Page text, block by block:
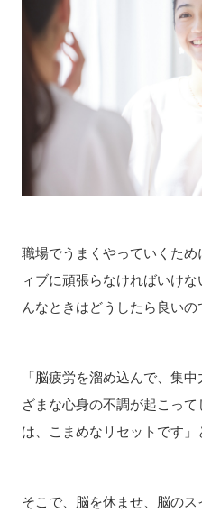
職場でうまくやっていくた
ィブに頑張らなければいけ
んなときはどうしたら良いの
「脳疲労を溜め込んで、 集中
ざまな心身の不調が起こっ
は、こまめなリセットです」
そこで、
脳を休ませ、脳の